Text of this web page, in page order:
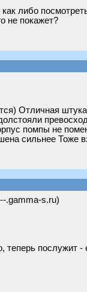
либо
не покажет?
Отличная
помпы не
сильнее Тоже
.gamma-s.ru)
послужит -